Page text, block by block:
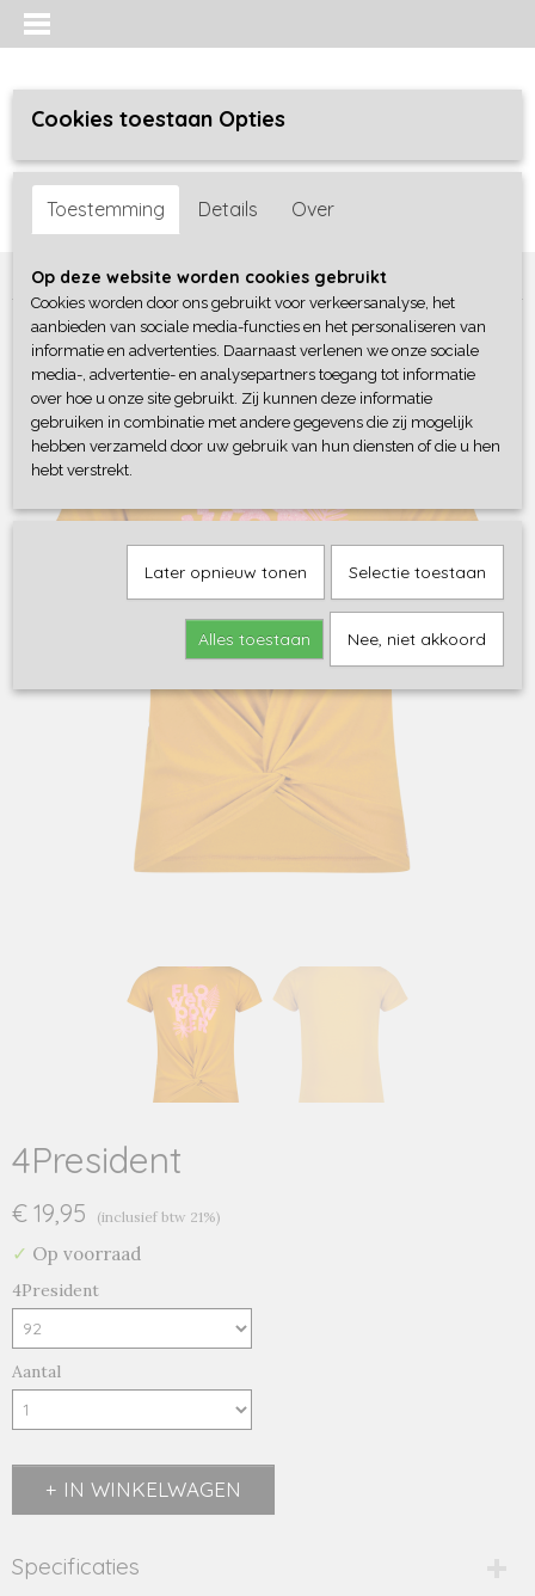
Inloggen Registreren
Home >Meisjes>Shirts / Tunieken / Blouses>4President
4President
€ 19,95 (inclusief btw 21%)
✓ Op voorraad
4President
Aantal
IN WINKELWAGEN
Specificaties
Cookies toestaan Opties
Toestemming Details Over
Op deze website worden cookies gebruikt
Cookies worden door ons gebruikt voor verkeersanalyse, het
aanbieden van sociale media-functies en het personaliseren van
informatie en advertenties. Daarnaast verlenen we onze sociale
media-, advertentie- en analysepartners toegang tot informatie
over hoe u onze site gebruikt. Zij kunnen deze informatie
gebruiken in combinatie met andere gegevens die zij mogelijk
hebben verzameld door uw gebruik van hun diensten of die u hen
hebt verstrekt.
Later opnieuw tonen Selectie toestaan
Alles toestaan Nee, niet akkoord